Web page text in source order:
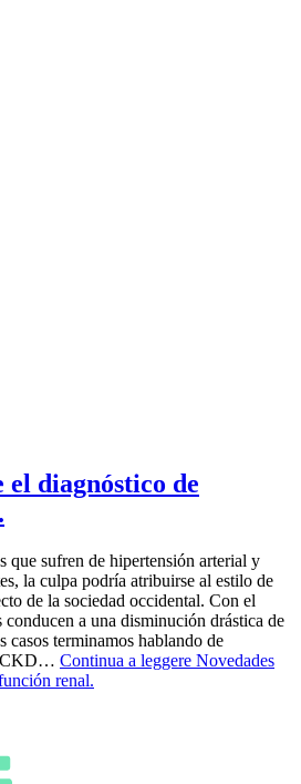
el diagnóstico de
que sufren de hipertensión arterial y
la culpa podría atribuirse al estilo de
de la sociedad occidental. Con el
a una disminución drástica de
casos terminamos hablando de
CKD… Continua a leggere Novedades
renal.